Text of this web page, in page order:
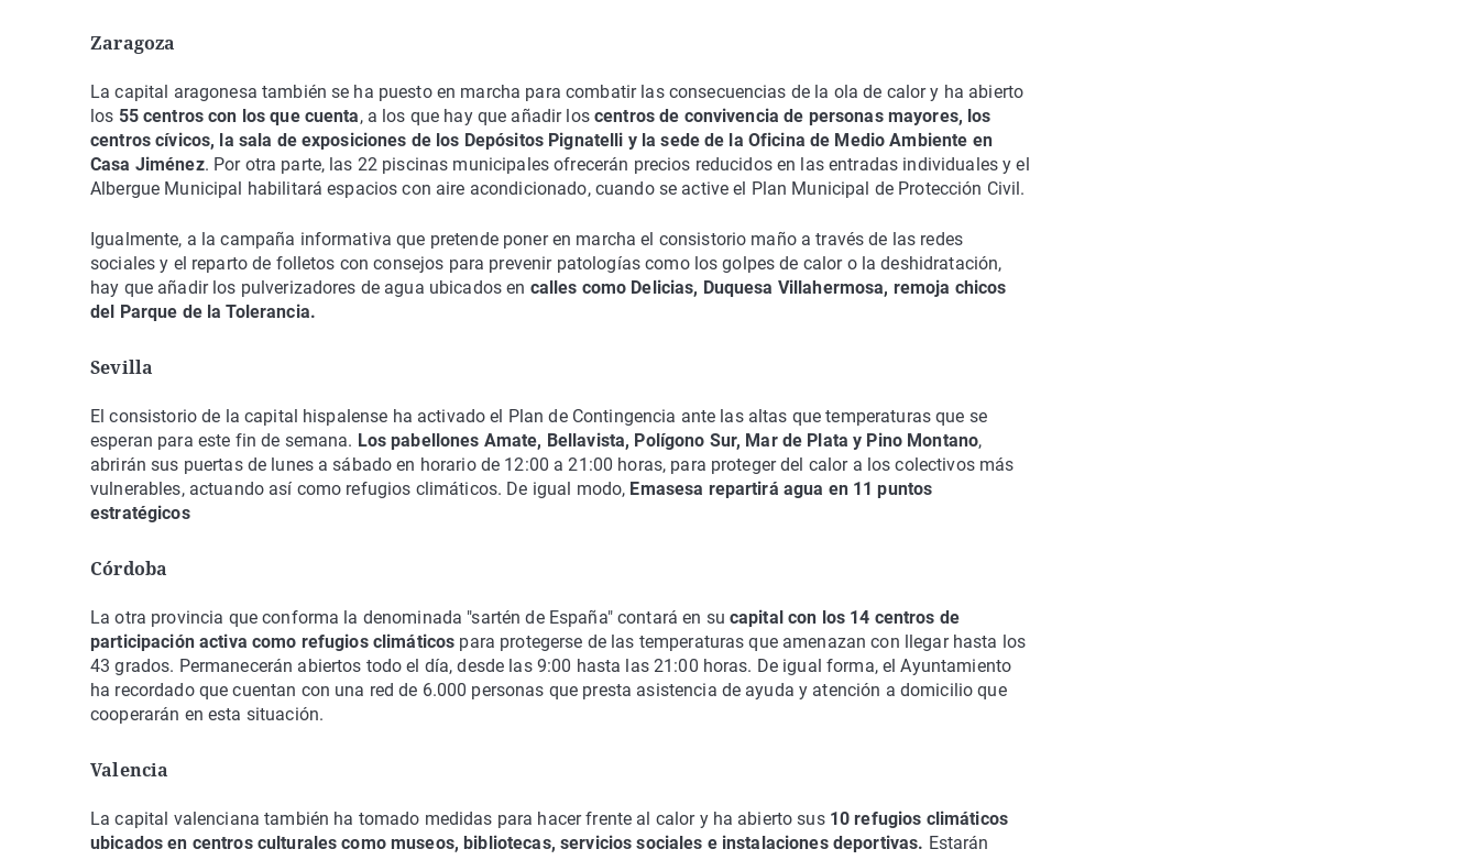
Zaragoza
La capital aragonesa también se ha puesto en marcha para combatir las consecuencias de la ola de calor y ha abierto
los 55 centros con los que cuenta, a los que hay que añadir los centros de convivencia de personas mayores, los
centros cívicos, la sala de exposiciones de los Depósitos Pignatelli y la sede de la Oficina de Medio Ambiente en
Casa Jiménez. Por otra parte, las 22 piscinas municipales ofrecerán precios reducidos en las entradas individuales y el
Albergue Municipal habilitará espacios con aire acondicionado, cuando se active el Plan Municipal de Protección Civil.
Igualmente, a la campaña informativa que pretende poner en marcha el consistorio maño a través de las redes
sociales y el reparto de folletos con consejos para prevenir patologías como los golpes de calor o la deshidratación,
hay que añadir los pulverizadores de agua ubicados en calles como Delicias, Duquesa Villahermosa, remoja chicos
del Parque de la Tolerancia.
Sevilla
El consistorio de la capital hispalense ha activado el Plan de Contingencia ante las altas que temperaturas que se
esperan para este fin de semana. Los pabellones Amate, Bellavista, Polígono Sur, Mar de Plata y Pino Montano,
abrirán sus puertas de lunes a sábado en horario de 12:00 a 21:00 horas, para proteger del calor a los colectivos más
vulnerables, actuando así como refugios climáticos. De igual modo, Emasesa repartirá agua en 11 puntos
estratégicos
Córdoba
La otra provincia que conforma la denominada "sartén de España" contará en su capital con los 14 centros de
participación activa como refugios climáticos para protegerse de las temperaturas que amenazan con llegar hasta los
43 grados. Permanecerán abiertos todo el día, desde las 9:00 hasta las 21:00 horas. De igual forma, el Ayuntamiento
ha recordado que cuentan con una red de 6.000 personas que presta asistencia de ayuda y atención a domicilio que
cooperarán en esta situación.
Valencia
La capital valenciana también ha tomado medidas para hacer frente al calor y ha abierto sus 10 refugios climáticos
ubicados en centros culturales como museos, bibliotecas, servicios sociales e instalaciones deportivas. Estarán